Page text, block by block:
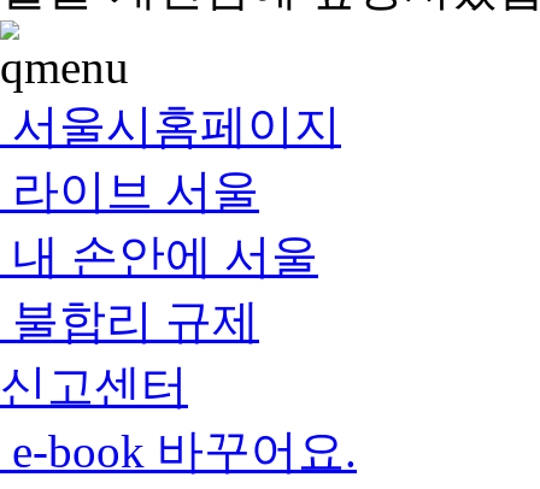
서울시홈페이지
라이브 서울
내 손안에 서울
불합리 규제
신고센터
e-book 바꾸어요.